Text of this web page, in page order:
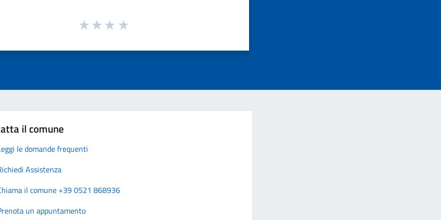
il comune
le domande frequenti
Assistenza
il comune +39 0521 868936
un appuntamento